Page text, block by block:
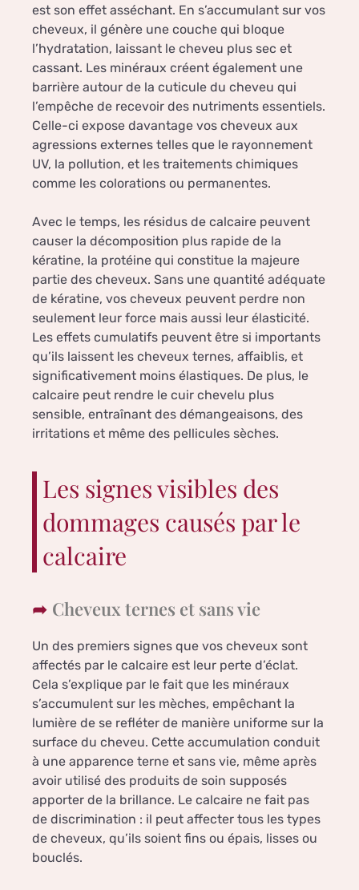
est son effet asséchant. En s’accumulant sur vos
cheveux, il génère une couche qui bloque
l’hydratation, laissant le cheveu plus sec et
cassant. Les minéraux créent également une
barrière autour de la cuticule du cheveu qui
l’empêche de recevoir des nutriments essentiels.
Celle-ci expose davantage vos cheveux aux
agressions externes telles que le rayonnement
UV, la pollution, et les traitements chimiques
comme les colorations ou permanentes.
Avec le temps, les résidus de calcaire peuvent
causer la décomposition plus rapide de la
kératine, la protéine qui constitue la majeure
partie des cheveux. Sans une quantité adéquate
de kératine, vos cheveux peuvent perdre non
seulement leur force mais aussi leur élasticité.
Les effets cumulatifs peuvent être si importants
qu’ils laissent les cheveux ternes, affaiblis, et
significativement moins élastiques. De plus, le
calcaire peut rendre le cuir chevelu plus
sensible, entraînant des démangeaisons, des
irritations et même des pellicules sèches.
Les signes visibles des
dommages causés par le
calcaire
Cheveux ternes et sans vie
Un des premiers signes que vos cheveux sont
affectés par le calcaire est leur perte d’éclat.
Cela s’explique par le fait que les minéraux
s’accumulent sur les mèches, empêchant la
lumière de se refléter de manière uniforme sur la
surface du cheveu. Cette accumulation conduit
à une apparence terne et sans vie, même après
avoir utilisé des produits de soin supposés
apporter de la brillance. Le calcaire ne fait pas
de discrimination : il peut affecter tous les types
de cheveux, qu’ils soient fins ou épais, lisses ou
bouclés.